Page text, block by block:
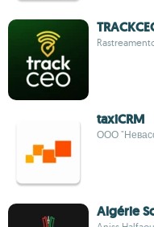
taxiCRM
ООО
Algérie